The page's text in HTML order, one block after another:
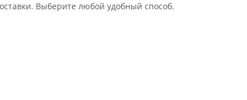
Выберите любой удобный способ.